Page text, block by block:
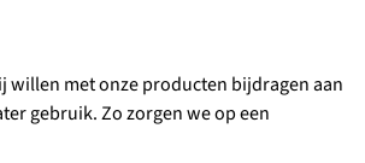
willen met onze producten bijdragen aan
gebruik. Zo zorgen we op een